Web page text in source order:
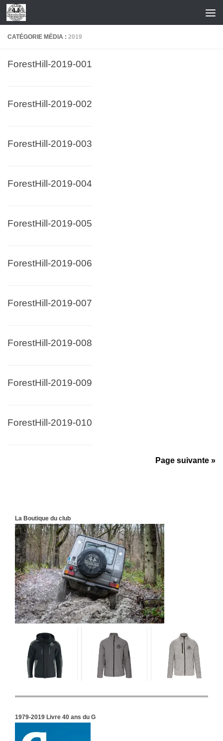
Skip to content
CATÉGORIE MÉDIA : 2019
ForestHill-2019-001
ForestHill-2019-002
ForestHill-2019-003
ForestHill-2019-004
ForestHill-2019-005
ForestHill-2019-006
ForestHill-2019-007
ForestHill-2019-008
ForestHill-2019-009
ForestHill-2019-010
Page suivante »
La Boutique du club
1979-2019 Livre 40 ans du G